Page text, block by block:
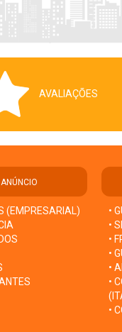
AVALIAÇÕES
(EMPRESARIAL)
•
•
•
•
•
•
•